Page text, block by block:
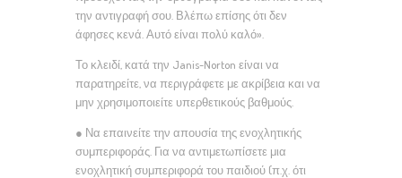
την αντιγραφή σου. Βλέπω επίσης ότι δεν
άφησες κενά. Αυτό είναι πολύ καλό».
Το κλειδί, κατά την Janis-Norton είναι να
παρατηρείτε, να περιγράφετε με ακρίβεια και να
μην χρησιμοποιείτε υπερθετικούς βαθμούς.
● Να επαινείτε την απουσία της ενοχλητικής
συμπεριφοράς. Για να αντιμετωπίσετε μια
ενοχλητική συμπεριφορά του παιδιού (π.χ. ότι